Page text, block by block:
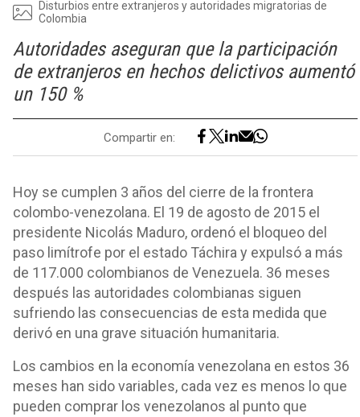
Disturbios entre extranjeros y autoridades migratorias de
Colombia
Autoridades aseguran que la participación
de extranjeros en hechos delictivos aumentó
un 150 %
Compartir en:
Hoy se cumplen 3 años del cierre de la frontera
colombo-venezolana. El 19 de agosto de 2015 el
presidente Nicolás Maduro, ordenó el bloqueo del
paso limítrofe por el estado Táchira y expulsó a más
de 117.000 colombianos de Venezuela. 36 meses
después las autoridades colombianas siguen
sufriendo las consecuencias de esta medida que
derivó en una grave situación humanitaria.
Los cambios en la economía venezolana en estos 36
meses han sido variables, cada vez es menos lo que
pueden comprar los venezolanos al punto que